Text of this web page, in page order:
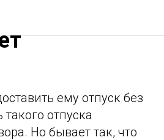
ему отпуск без
отпуска
Но бывает так, что